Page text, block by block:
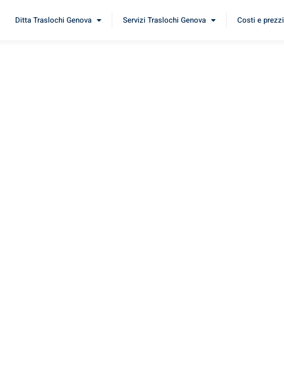
Ditta Traslochi Genova Servizi Traslochi Genova Costi e prezzi